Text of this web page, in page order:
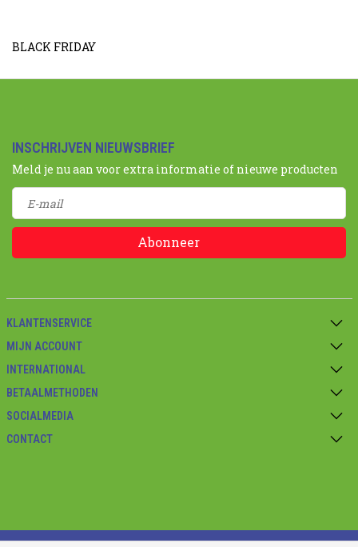
BLACK FRIDAY
INSCHRIJVEN NIEUWSBRIEF
Meld je nu aan voor extra informatie of nieuwe producten
Abonneer
KLANTENSERVICE
MIJN ACCOUNT
INTERNATIONAL
BETAALMETHODEN
SOCIALMEDIA
CONTACT